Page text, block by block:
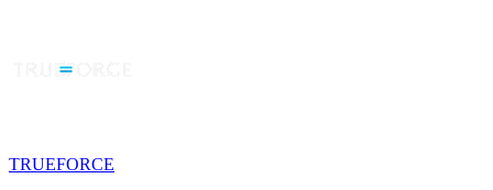
TRUEFORCE